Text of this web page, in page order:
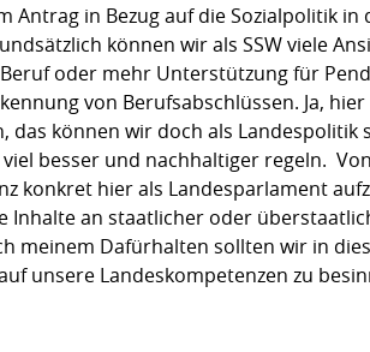
Antrag in Bezug auf die Sozialpolitik
können wir als SSW viele
oder mehr Unterstützung für
von Berufsabschlüssen. Ja,
das können wir doch als
besser und nachhaltiger regeln.
konkret hier als Landesparlament
Inhalte an staatlicher oder
meinem Dafürhalten sollten wir in
unsere Landeskompetenzen zu